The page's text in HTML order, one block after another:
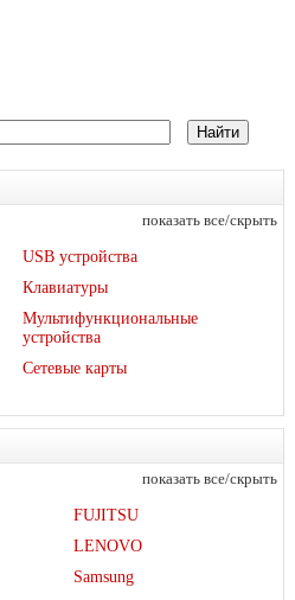
показать все/скрыть
USB устройства
Клавиатуры
Мультифункциональные
устройства
Сетевые карты
показать все/скрыть
FUJITSU
LENOVO
Samsung